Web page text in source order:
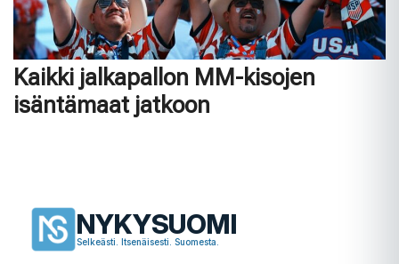
Kaikki jalkapallon MM-kisojen
isäntämaat jatkoon
NYKYSUOMI
Selkeästi. Itsenäisesti. Suomesta.